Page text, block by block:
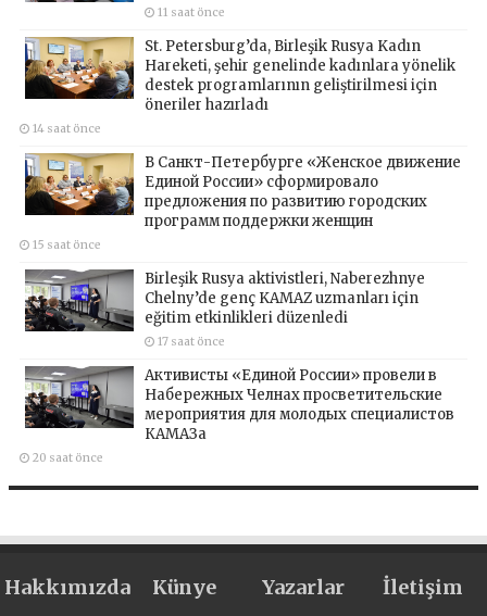
11 saat önce
St. Petersburg’da, Birleşik Rusya Kadın
Hareketi, şehir genelinde kadınlara yönelik
destek programlarının geliştirilmesi için
öneriler hazırladı
14 saat önce
В Санкт-Петербурге «Женское движение
Единой России» сформировало
предложения по развитию городских
программ поддержки женщин
15 saat önce
Birleşik Rusya aktivistleri, Naberezhnye
Chelny’de genç KAMAZ uzmanları için
eğitim etkinlikleri düzenledi
17 saat önce
Активисты «Единой России» провели в
Набережных Челнах просветительские
мероприятия для молодых специалистов
КАМАЗа
20 saat önce
Hakkımızda Künye Yazarlar İletişim